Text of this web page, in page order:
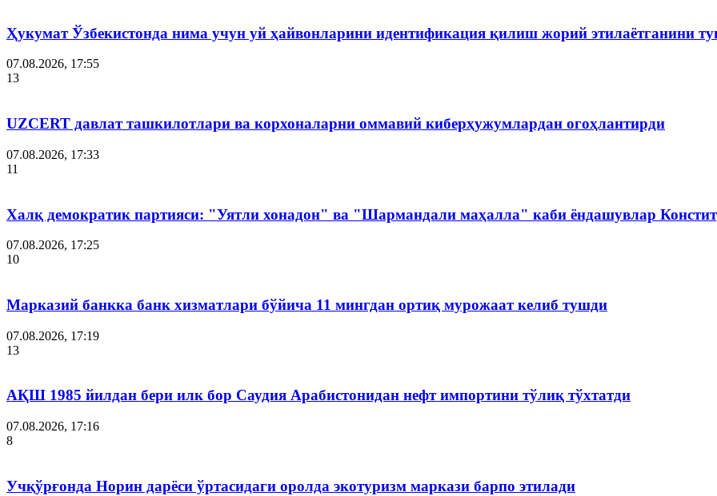
Ҳукумат Ўзбекистонда нима учун уй ҳайвонларини идентификация қилиш жорий этилаётганини
07.08.2026, 17:55
13
UZCERT давлат ташкилотлари ва корхоналарни оммавий киберҳужумлардан огоҳлантирди
07.08.2026, 17:33
11
Халқ демократик партияси: "Уятли хонадон" ва "Шармандали маҳалла" каби ёндашувлар
07.08.2026, 17:25
10
Марказий банкка банк хизматлари бўйича 11 мингдан ортиқ мурожаат келиб тушди
07.08.2026, 17:19
13
АҚШ 1985 йилдан бери илк бор Саудия Арабистонидан нефт импортини тўлиқ тўхтатди
07.08.2026, 17:16
8
Учқўрғонда Норин дарёси ўртасидаги оролда экотуризм маркази барпо этилади